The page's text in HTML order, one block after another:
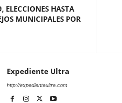
ELECCIONES HASTA
MUNICIPALES POR
Expediente Ultra
http://expedienteultra.com